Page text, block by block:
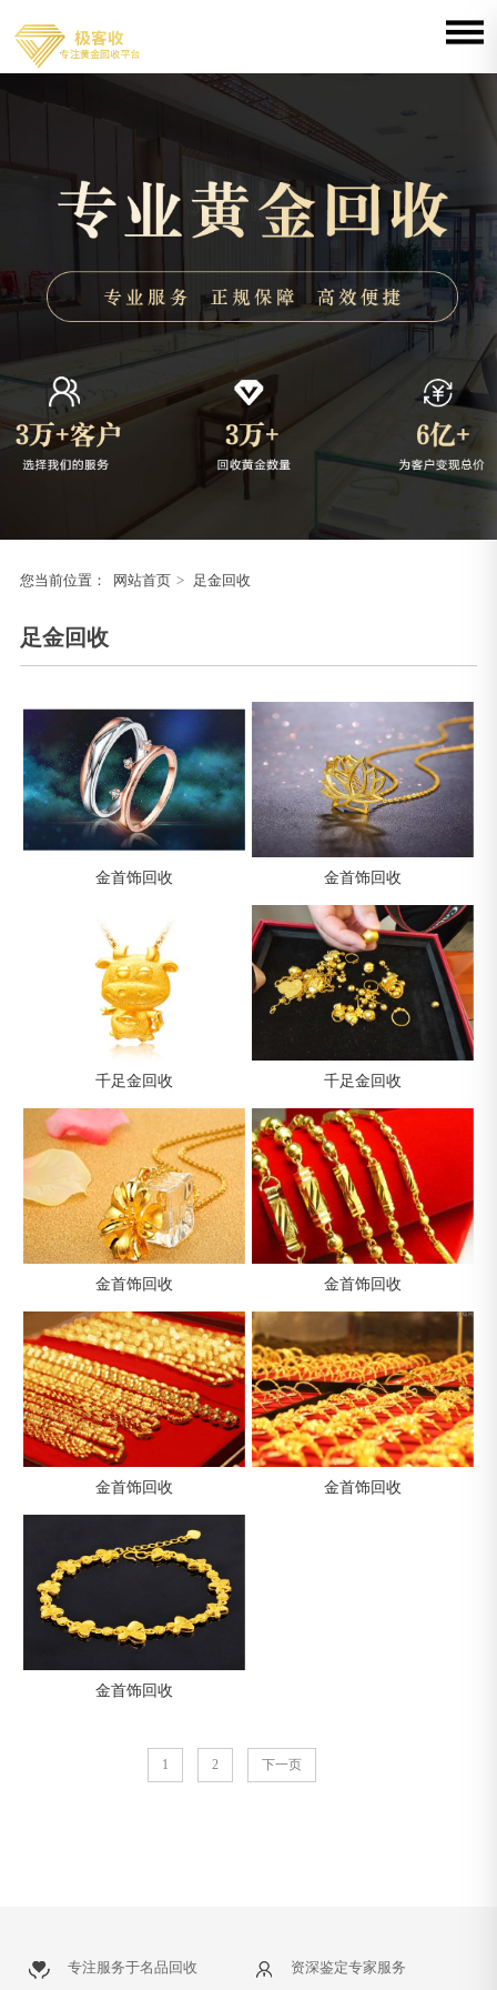
您当前位置： 网站首页 > 足金回收
足金回收
金首饰回收 金首饰回收
千足金回收 千足金回收
金首饰回收 金首饰回收
金首饰回收 金首饰回收
金首饰回收
1 2 下一页
专注服务于名品回收 资深鉴定专家服务